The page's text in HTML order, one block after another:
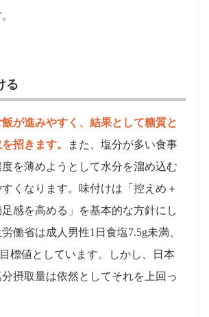
る
が進みやすく、結果として糖質と
招きます。
また、塩分が多い食事
を薄めようとして水分を溜め込む
くなります。味付けは「控えめ＋
感を高める」を基本的な方針にし
働省は成人男性1日食塩7.5g未満、
標値としています。しかし、日本
分摂取量は依然としてそれを上回っ